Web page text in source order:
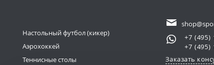
Настольный футбол (кикер)
Аэрохоккей
Теннисные столы
+7 (495)
+7 (495)
Заказать